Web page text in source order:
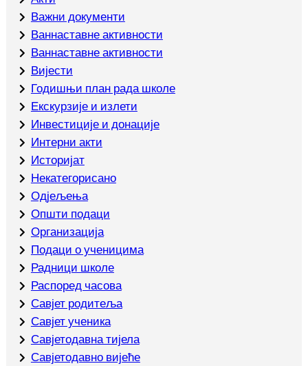
Важни документи
Ваннаставне активности
Ваннаставне активности
Вијести
Годишњи план рада школе
Екскурзије и излети
Инвестиције и донације
Интерни акти
Историјат
Некатегорисано
Одјељења
Општи подаци
Организација
Подаци о ученицима
Радници школе
Распоред часова
Савјет родитеља
Савјет ученика
Савјетодавна тијела
Савјетодавно вијеће